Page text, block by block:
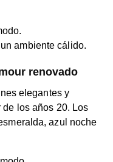
ambiente cálido.
renovado
elegantes y
los años 20. Los
azul noche